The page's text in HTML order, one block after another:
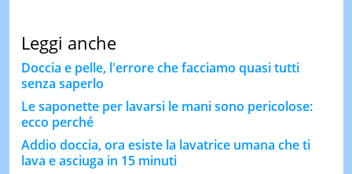
Leggi anche
Doccia e pelle, l'errore che facciamo quasi tutti
senza saperlo
Le saponette per lavarsi le mani sono pericolose:
ecco perché
Addio doccia, ora esiste la lavatrice umana che ti
lava e asciuga in 15 minuti